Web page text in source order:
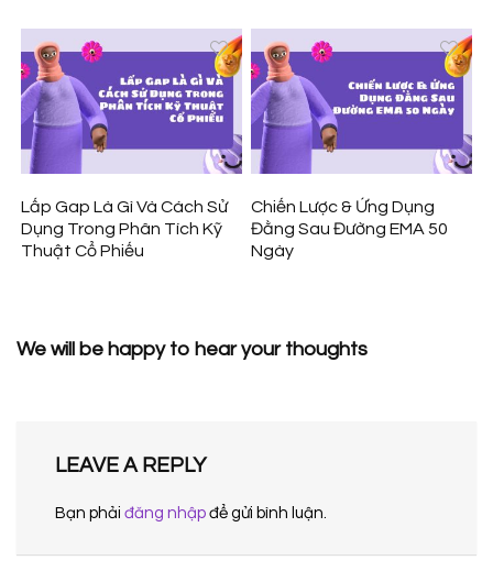
Lấp Gap Là Gì Và Cách Sử
Dụng Trong Phân Tích Kỹ
Thuật Cổ Phiếu
Chiến Lược & Ứng Dụng
Đằng Sau Đường EMA 50
Ngày
We will be happy to hear your thoughts
LEAVE A REPLY
Bạn phải đăng nhập để gửi bình luận.